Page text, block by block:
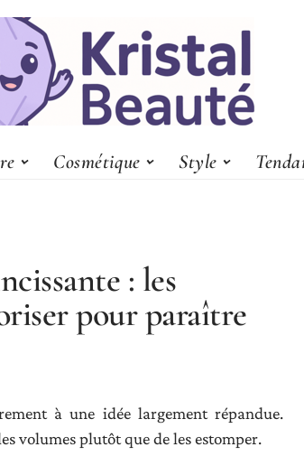
Cosmétique Style
: les
pour paraître
à une idée largement répandue.
volumes plutôt que de les estomper.